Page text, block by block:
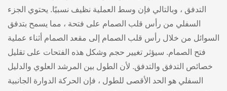
التدفق ، وبالتالي فإن وسط العملية نظيف نسبيًا. يحتوي الجزء
السفلي من رأس قلب الصمام على فتحة ، مما يسمح بتدفق
السوائل من خلال رأس قلب الصمام إلى مقعد الصمام أثناء عملية
فتح الصمام. سيؤثر تغيير حجم وشكل هذه الفتحات على تقليل
خصائص التدفق والتدفق. لأن الطول بين المرشد العلوي والدليل
السفلي هو الحد الأقصى للطول ، فإن الحركة الدوارة الجانبية